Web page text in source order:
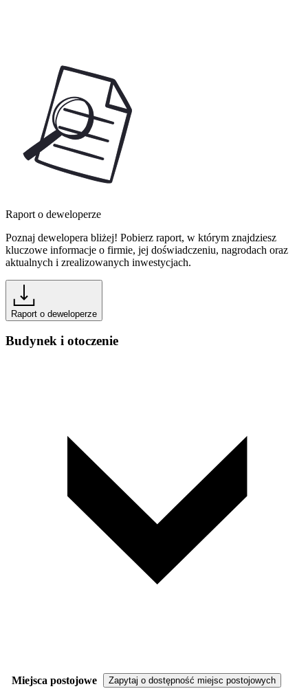
Raport o deweloperze
Poznaj dewelopera bliżej! Pobierz raport, w którym znajdziesz
kluczowe informacje o firmie, jej doświadczeniu, nagrodach oraz
aktualnych i zrealizowanych inwestycjach.
Raport o deweloperze
Budynek i otoczenie
Miejsca postojowe Zapytaj o dostępność miejsc postojowych